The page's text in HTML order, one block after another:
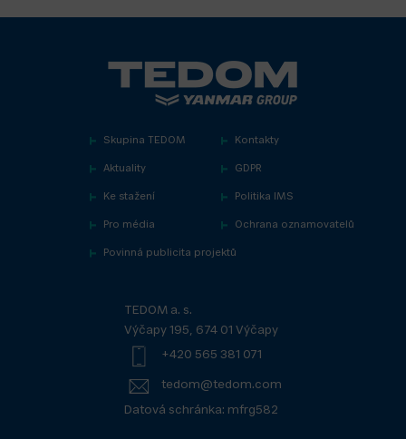
Skupina TEDOM Kontakty
Aktuality GDPR
Ke stažení Politika IMS
Pro média Ochrana oznamovatelů
Povinná publicita projektů
TEDOM a. s.
Výčapy 195, 674 01 Výčapy
+420 565 381 071
tedom@tedom.com
Datová schránka: mfrg582